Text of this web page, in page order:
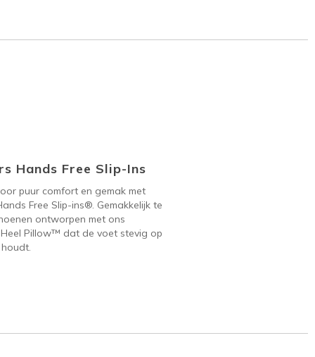
Hands Free Slip-Ins
puur comfort en gemak met
Free Slip-ins®. Gemakkelijk te
ontworpen met ons
Heel Pillow™ dat de voet stevig op